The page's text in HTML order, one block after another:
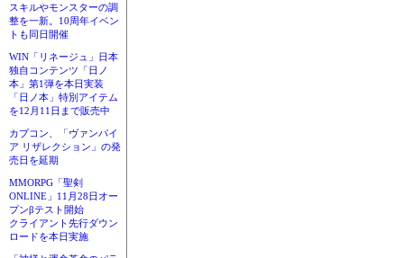
スキルやモンスターの調
整を一新。10周年イベン
トも同日開催
WIN「リネージュ」日本
独自コンテンツ「日ノ
本」第1弾を本日実装
「日ノ本」特別アイテム
を12月11日まで販売中
カプコン、「ヴァンパイ
ア リザレクション」の発
売日を延期
MMORPG「聖剣
ONLINE」11月28日オー
プンβテスト開始
クライアント先行ダウン
ロードを本日実施